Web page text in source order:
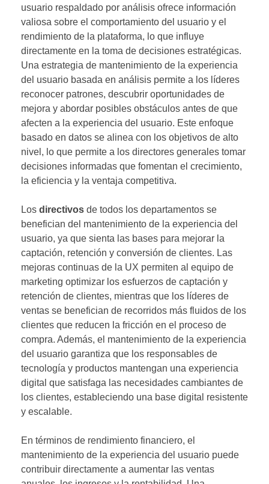
usuario respaldado por análisis ofrece información
valiosa sobre el comportamiento del usuario y el
rendimiento de la plataforma, lo que influye
directamente en la toma de decisiones estratégicas.
Una estrategia de mantenimiento de la experiencia
del usuario basada en análisis permite a los líderes
reconocer patrones, descubrir oportunidades de
mejora y abordar posibles obstáculos antes de que
afecten a la experiencia del usuario. Este enfoque
basado en datos se alinea con los objetivos de alto
nivel, lo que permite a los directores generales tomar
decisiones informadas que fomentan el crecimiento,
la eficiencia y la ventaja competitiva.
Los directivos de todos los departamentos se
benefician del mantenimiento de la experiencia del
usuario, ya que sienta las bases para mejorar la
captación, retención y conversión de clientes. Las
mejoras continuas de la UX permiten al equipo de
marketing optimizar los esfuerzos de captación y
retención de clientes, mientras que los líderes de
ventas se benefician de recorridos más fluidos de los
clientes que reducen la fricción en el proceso de
compra. Además, el mantenimiento de la experiencia
del usuario garantiza que los responsables de
tecnología y productos mantengan una experiencia
digital que satisfaga las necesidades cambiantes de
los clientes, estableciendo una base digital resistente
y escalable.
En términos de rendimiento financiero, el
mantenimiento de la experiencia del usuario puede
contribuir directamente a aumentar las ventas